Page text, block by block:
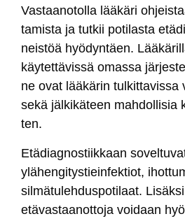
Vas­taa­no­tol­la lää­kä­ri
ta­mis­ta ja tut­kii po­ti­las­ta
neis­töä hyö­dyn­täen.
käy­tet­tä­vis­sä omas­sa
ne ovat lää­kä­rin tul­kit­ta­vis­sa
se­kä jäl­ki­kä­teen mah­dol­li­sia
ten.
Etä­diag­nos­tiik­kaan
ylä­hen­gi­tys­tiein­fek­tiot,
sil­mä­tu­leh­dus­po­ti­laat.
etä­vas­taa­not­to­ja voi­daan